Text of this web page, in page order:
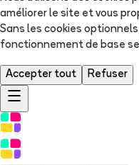
améliorer le site et vous
Sans les cookies
fonctionnement de base
Accepter tout Refuser